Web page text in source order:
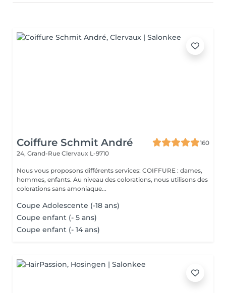
Coiffure Schmit André
160
24, Grand-Rue Clervaux L-9710
Nous vous proposons différents services: COIFFURE : dames,
hommes, enfants. Au niveau des colorations, nous utilisons des
colorations sans amoniaque...
Coupe Adolescente (-18 ans)
Coupe enfant (- 5 ans)
Coupe enfant (- 14 ans)